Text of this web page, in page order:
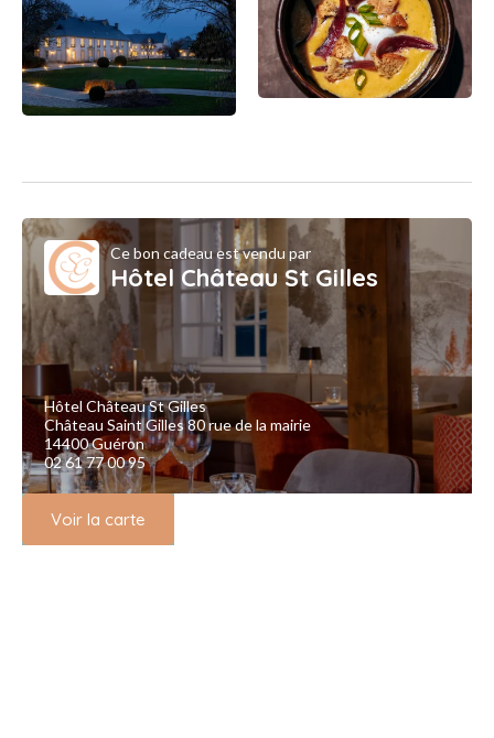
Ce bon cadeau est vendu par
Hôtel Château St Gilles
Hôtel Château St Gilles
Château Saint Gilles 80 rue de la mairie
14400 Guéron
02 61 77 00 95
Voir la carte